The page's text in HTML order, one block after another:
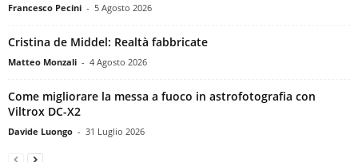
Francesco Pecini - 5 Agosto 2026
Cristina de Middel: Realtà fabbricate
Matteo Monzali - 4 Agosto 2026
Come migliorare la messa a fuoco in astrofotografia con
Viltrox DC-X2
Davide Luongo - 31 Luglio 2026